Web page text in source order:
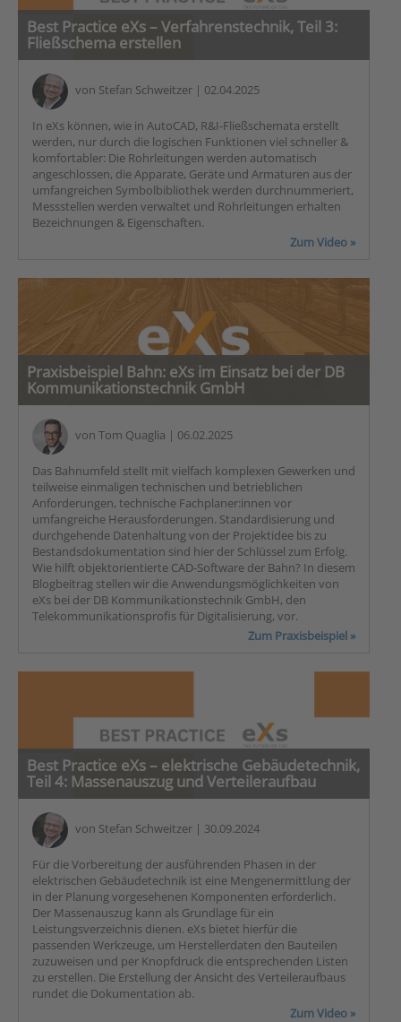
Best Practice eXs – Verfahrenstechnik, Teil 3:
Fließschema erstellen
von Stefan Schweitzer | 02.04.2025
In eXs können, wie in AutoCAD, R&I-Fließschemata erstellt
werden, nur durch die logischen Funktionen viel schneller &
komfortabler: Die Rohrleitungen werden automatisch
angeschlossen, die Apparate, Geräte und Armaturen aus der
umfangreichen Symbolbibliothek werden durchnummeriert,
Messstellen werden verwaltet und Rohrleitungen erhalten
Bezeichnungen & Eigenschaften.
Zum Video »
Praxisbeispiel Bahn: eXs im Einsatz bei der DB
Kommunikationstechnik GmbH
von Tom Quaglia | 06.02.2025
Das Bahnumfeld stellt mit vielfach komplexen Gewerken und
teilweise einmaligen technischen und betrieblichen
Anforderungen, technische Fachplaner:innen vor
umfangreiche Herausforderungen. Standardisierung und
durchgehende Datenhaltung von der Projektidee bis zu
Bestandsdokumentation sind hier der Schlüssel zum Erfolg.
Wie hilft objektorientierte CAD-Software der Bahn? In diesem
Blogbeitrag stellen wir die Anwendungsmöglichkeiten von
eXs bei der DB Kommunikationstechnik GmbH, den
Telekommunikationsprofis für Digitalisierung, vor.
Zum Praxisbeispiel »
Best Practice eXs – elektrische Gebäudetechnik,
Teil 4: Massenauszug und Verteileraufbau
von Stefan Schweitzer | 30.09.2024
Für die Vorbereitung der ausführenden Phasen in der
elektrischen Gebäudetechnik ist eine Mengenermittlung der
in der Planung vorgesehenen Komponenten erforderlich.
Der Massenauszug kann als Grundlage für ein
Leistungsverzeichnis dienen. eXs bietet hierfür die
passenden Werkzeuge, um Herstellerdaten den Bauteilen
zuzuweisen und per Knopfdruck die entsprechenden Listen
zu erstellen. Die Erstellung der Ansicht des Verteileraufbaus
rundet die Dokumentation ab.
Zum Video »